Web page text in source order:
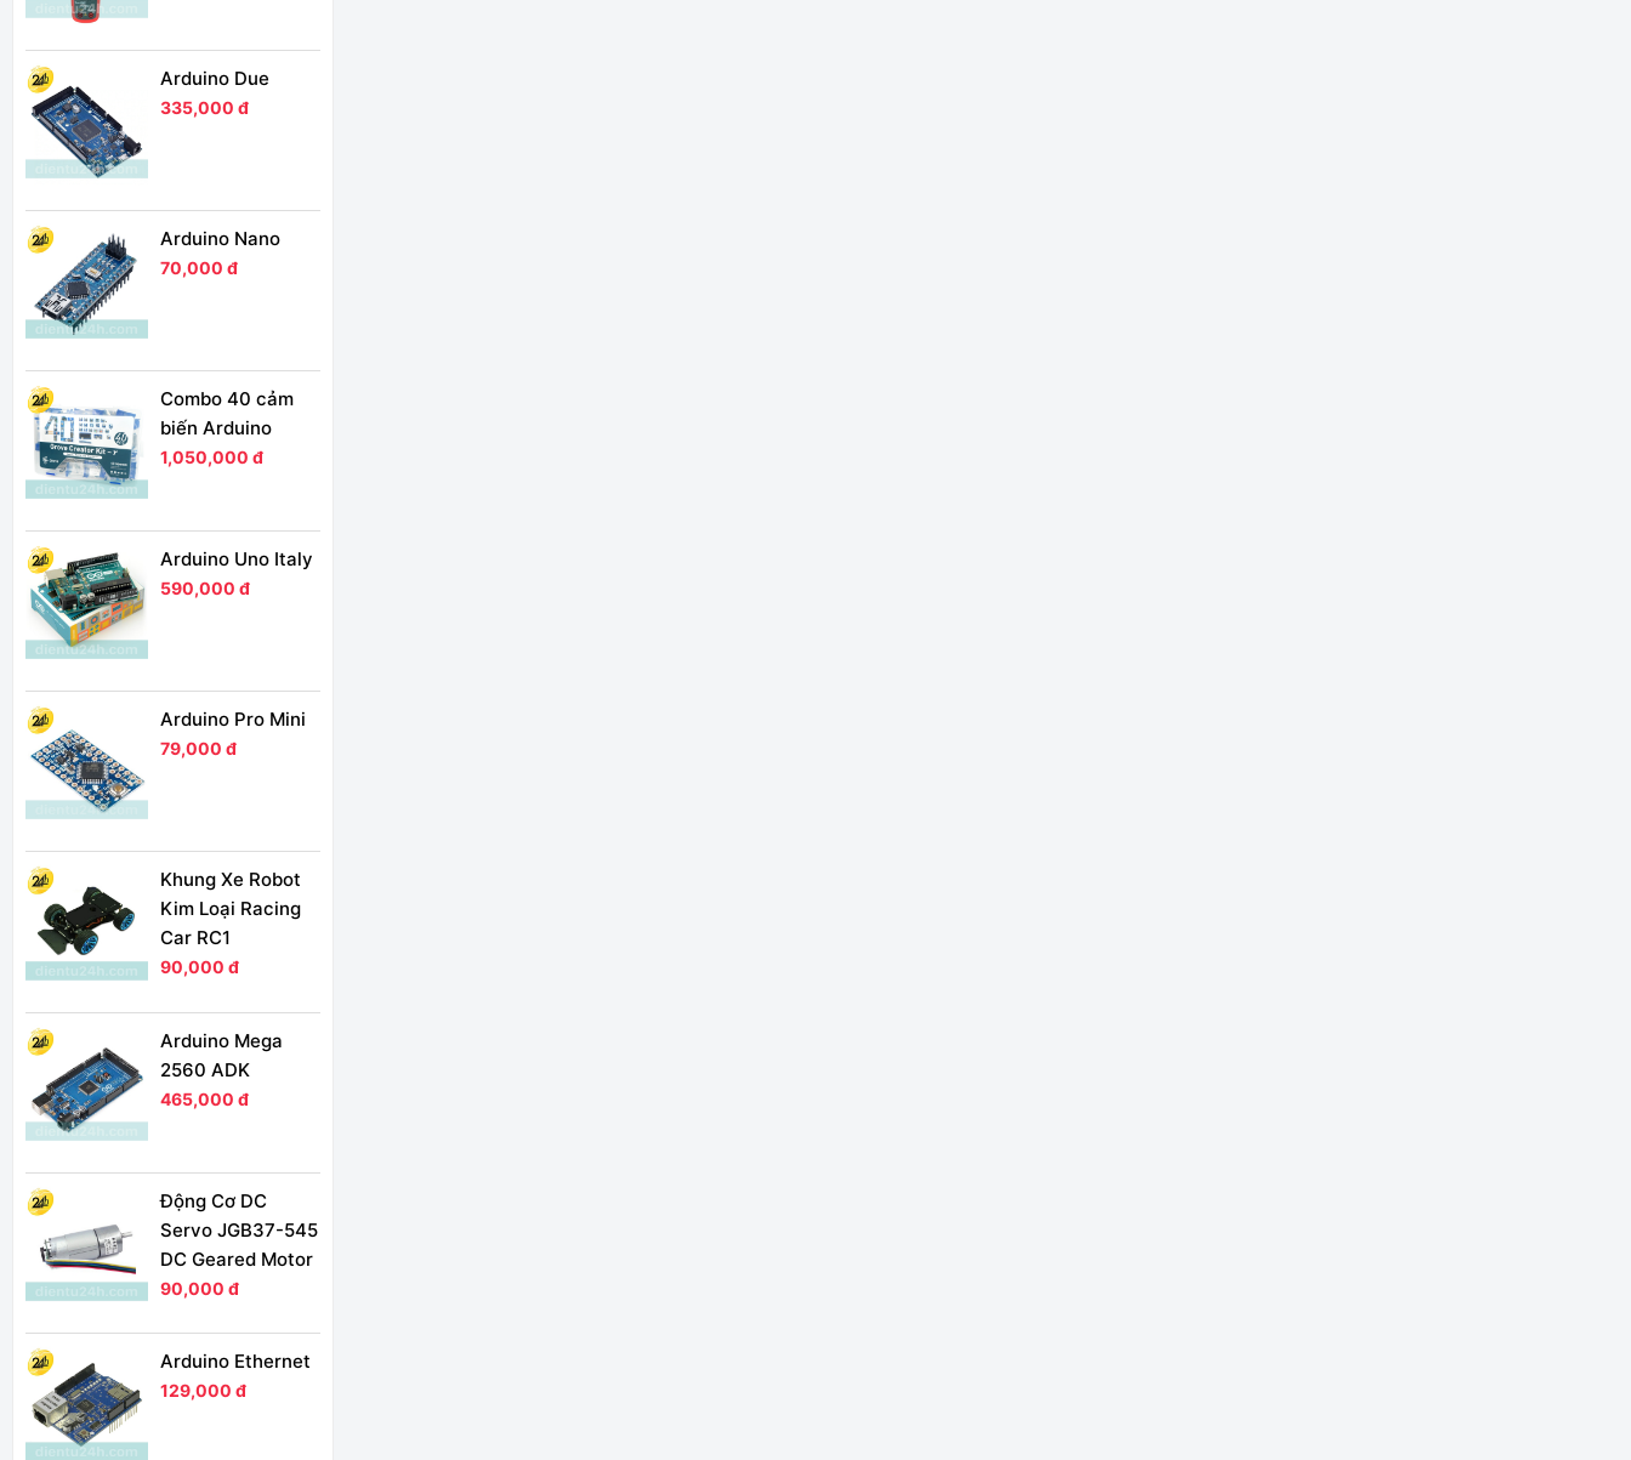
Arduino Due
335,000 đ
Arduino Nano
70,000 đ
Combo 40 cảm
biến Arduino
1,050,000 đ
Arduino Uno Italy
590,000 đ
Arduino Pro Mini
79,000 đ
Khung Xe Robot
Kim Loại Racing
Car RC1
90,000 đ
Arduino Mega
2560 ADK
465,000 đ
Động Cơ DC
Servo JGB37-545
DC Geared Motor
90,000 đ
Arduino Ethernet
129,000 đ